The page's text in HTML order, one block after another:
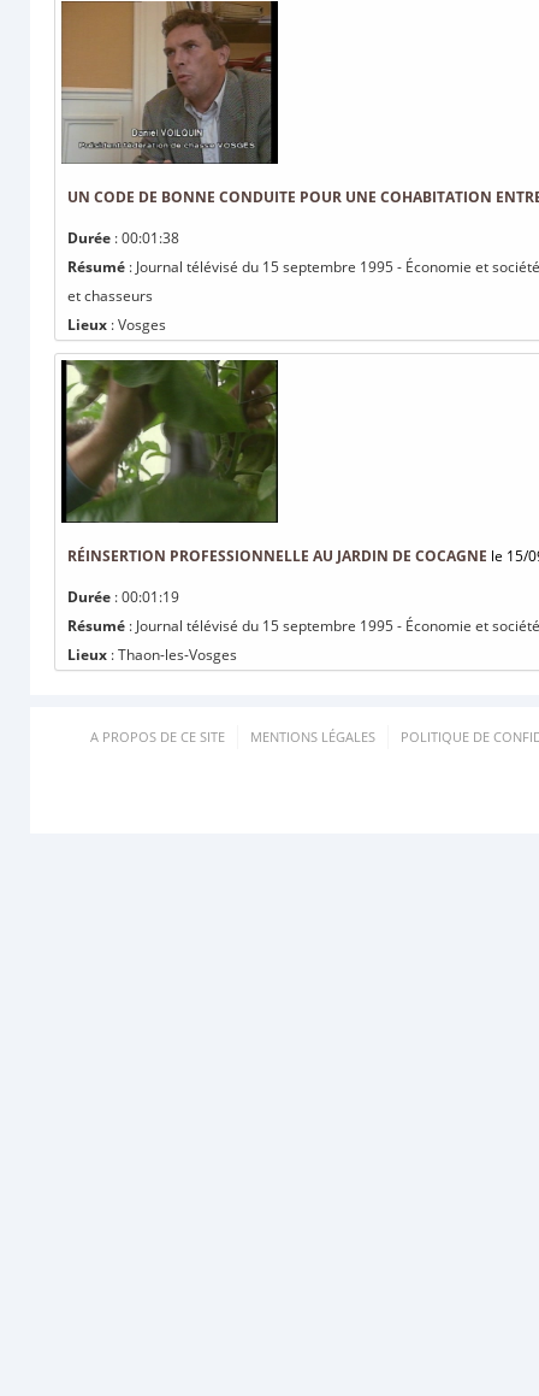
UN CODE DE BONNE CONDUITE POUR UNE COHABITATION
Durée : 00:01:38
Résumé : Journal télévisé du 15 septembre 1995 - Économie et
et chasseurs
Lieux : Vosges
RÉINSERTION PROFESSIONNELLE AU JARDIN DE COCAGNE le 15/
Durée : 00:01:19
Résumé : Journal télévisé du 15 septembre 1995 - Économie et
Lieux : Thaon-les-Vosges
A PROPOS DE CE SITE MENTIONS LÉGALES POLITIQUE DE